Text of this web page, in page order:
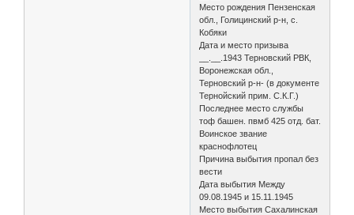
Место рождения Пензенская
обл., Голицинский р-н, с.
Кобяки
Дата и место призыва
__.__.1943 Терновский РВК,
Воронежская обл.,
Терновский р-н- (в документе
Тернойский прим. С.К.Г.)
Последнее место службы
тоф башен. пвмб 425 отд. бат.
Воинское звание
краснофлотец
Причина выбытия пропал без
вести
Дата выбытия Между
09.08.1945 и 15.11.1945
Место выбытия Сахалинская